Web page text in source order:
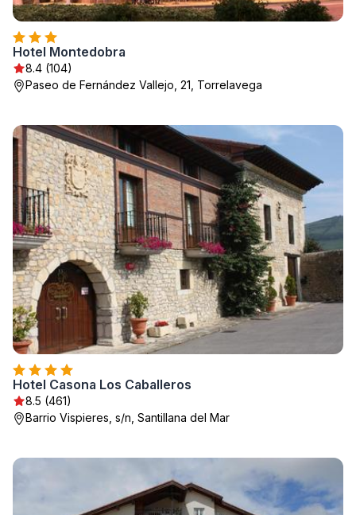
Hotel Montedobra
8.4 (104)
Paseo de Fernández Vallejo, 21, Torrelavega
Hotel Casona Los Caballeros
8.5 (461)
Barrio Vispieres, s/n, Santillana del Mar